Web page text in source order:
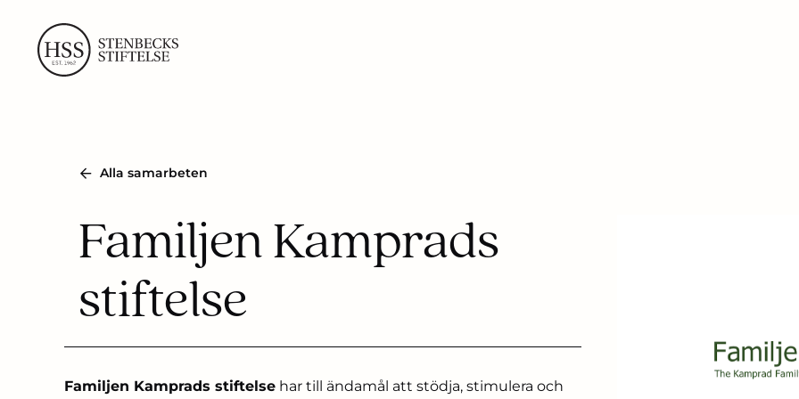
content
Alla samarbeten
Familjen Kamprads
stiftelse
Familjen Kamprads stiftelse har till ändamål att stödja, stimulera och